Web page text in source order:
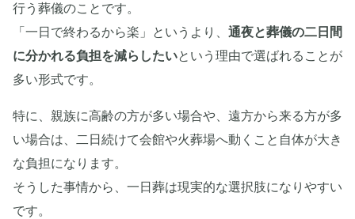
行う葬儀のことです。
「一日で終わるから楽」というより、 通夜と葬儀の二日間
に分かれる負担を減らしたいという理由で選ばれることが
多い形式です。
特に、親族に高齢の方が多い場合や、遠方から来る方が多
い場合は、二日続けて会館や火葬場へ動くこと自体が大き
な負担になります。
そうした事情から、一日葬は現実的な選択肢になりやすい
です。